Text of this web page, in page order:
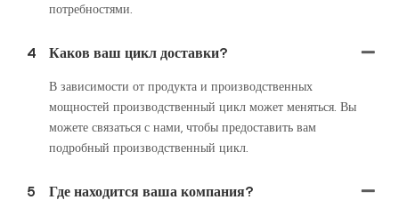
потребностями.
4 Каков ваш цикл доставки?
В зависимости от продукта и производственных
мощностей производственный цикл может меняться. Вы
можете связаться с нами, чтобы предоставить вам
подробный производственный цикл.
5 Где находится ваша компания?